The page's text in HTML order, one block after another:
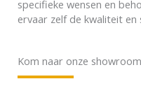
specifieke wensen en
ervaar zelf de kwaliteit en
Kom naar onze